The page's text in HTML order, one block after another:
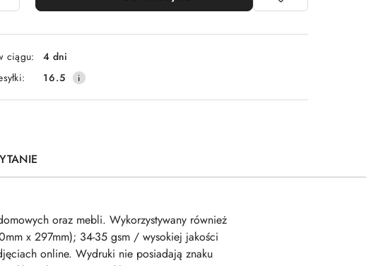
ciągu:
4 dni
16.5
oraz mebli. Wykorzystywany również
x 297mm); 34-35 gsm / wysokiej jakości
online. Wydruki nie posiadają znaku